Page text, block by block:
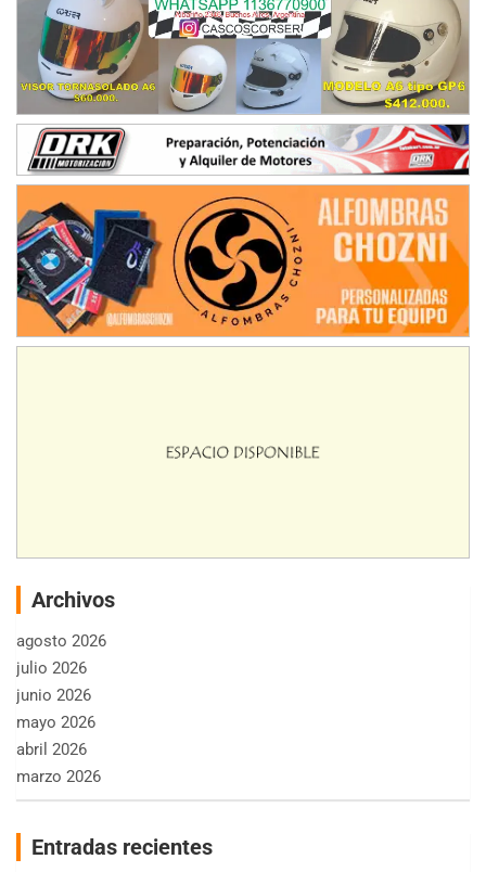
Archivos
agosto 2026
julio 2026
junio 2026
mayo 2026
abril 2026
marzo 2026
Entradas recientes